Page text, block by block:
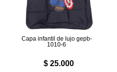
Capa infantil de lujo gepb-
1010-6
$25.000